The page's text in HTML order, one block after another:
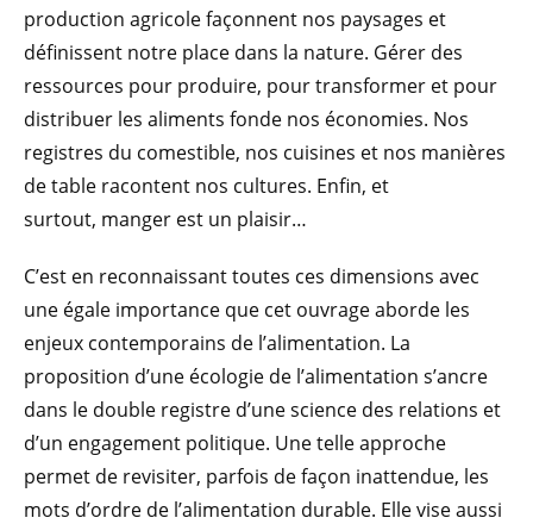
production agricole façonnent nos paysages et
définissent notre place dans la nature. Gérer des
ressources pour produire, pour transformer et pour
distribuer les aliments fonde nos économies. Nos
registres du comestible, nos cuisines et nos manières
de table racontent nos cultures. Enfin, et
surtout, manger est un plaisir…
C’est en reconnaissant toutes ces dimensions avec
une égale importance que cet ouvrage aborde les
enjeux contemporains de l’alimentation. La
proposition d’une écologie de l’alimentation s’ancre
dans le double registre d’une science des relations et
d’un engagement politique. Une telle approche
permet de revisiter, parfois de façon inattendue, les
mots d’ordre de l’alimentation durable. Elle vise aussi